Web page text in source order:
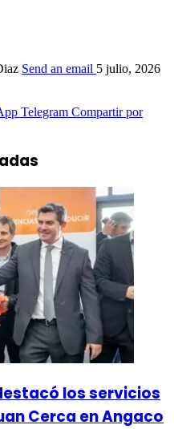
Send an email 5 julio, 2026
Telegram Compartir por
los servicios
Cerca en Angaco